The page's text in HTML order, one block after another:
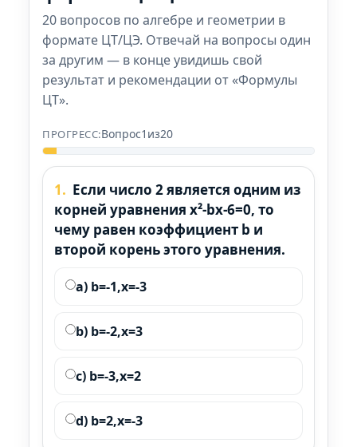
20 вопросов по алгебре и геометрии в
формате ЦТ/ЦЭ. Отвечай на вопросы один
за другим — в конце увидишь свой
результат и рекомендации от «Формулы
ЦТ».
Вопрос1 из20
1. Если число 2 является одним из
корней уравнения x²-bx-6=0, то
чему равен коэффициент b и
второй корень этого уравнения.
a) b=-1,x=-3
b) b=-2,x=3
c) b=-3,x=2
d) b=2,x=-3